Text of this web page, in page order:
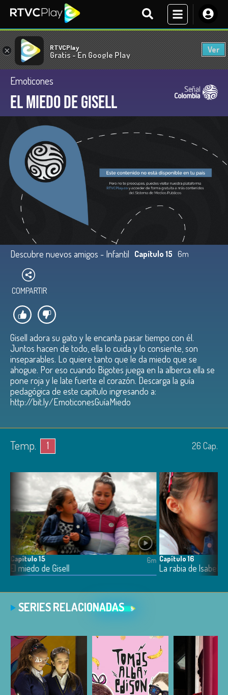
× RTVCPlay
Gratis - En Google Play
Ver
Emoticones
El miedo de Gisell
Descubre nuevos amigos - Infantil Capítulo 15 6m
COMPARTIR
Gisell adora su gato y le encanta pasar tiempo con él.
Juntos hacen de todo, ella lo cuida y lo consiente, son
inseparables. Lo quiere tanto que le da miedo que se
ahogue. Por eso cuando Bigotes juega en la alberca ella se
pone roja y le late fuerte el corazón. Descarga la guía
pedagógica de este capítulo ingresando a:
http://bit.ly/EmoticonesGuíaMiedo
Temp. 1 26 Cap.
Capítulo 15
El miedo de Gisell
6m Capítulo 16
La rabia de Isabella
SERIES RELACIONADAS